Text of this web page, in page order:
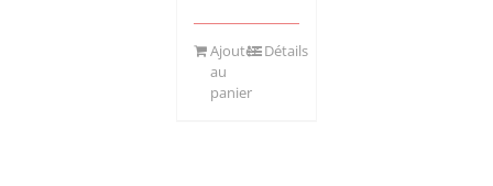
Ajouter
au
panier
Détails